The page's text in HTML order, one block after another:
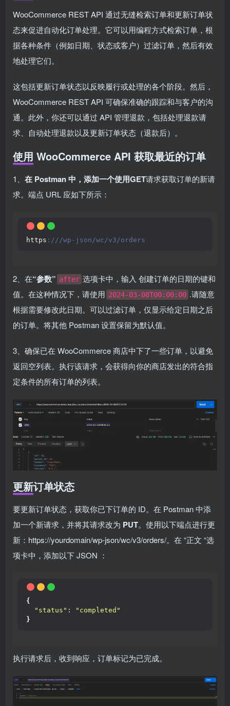
WooCommerce REST API 通过无缝检索订单和更新订单状
态来促进自动化订单处理。它可以用编程方式检索订单，根
据各种条件（例如日期、状态或客户）过滤订单，然后有效
地处理它们。
这包括更新订单状态以反映履行或处理的各个阶段。然后，
WooCommerce REST API 可确保准确的跟踪和与客户的沟
通。此外，你还可以通过 API 管理退款，包括处理退款请
求、自动处理退款以及更新订单状态（退款后）。
使用 WooCommerce API 获取最近的订单
1、 在 Postman 中，添加一个使用GET请求获取订单的新请
求。端点 URL 应如下所示：
https :///wp-json/wc/v3/orders
2、在“参数” after 选项卡中，输入 创建订单的日期的键和
值。在这种情况下，请使用 2024-03-08T00:00:00 .请随意
根据需要修改此日期。可以过滤订单，仅显示给定日期之后
的订单。将其他 Postman 设置保留为默认值。
3、确保已在 WooCommerce 商店中下了一些订单，以避免
返回空列表。执行该请求，会获得向你的商店发出的符合指
定条件的所有订单的列表。
更新订单状态
要更新订单状态，获取你已下订单的 ID。在 Postman 中添
加一个新请求，并将其请求改为 PUT。使用以下端点进行更
新：https://yourdomain/wp-json/wc/v3/orders/。在 “正文 “选
项卡中，添加以下 JSON ：
{
"status" :
"completed"
}
执行请求后，收到响应，订单标记为已完成。